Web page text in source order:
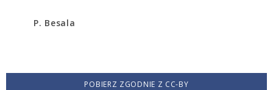
P. Besala
POBIERZ ZGODNIE Z CC-BY